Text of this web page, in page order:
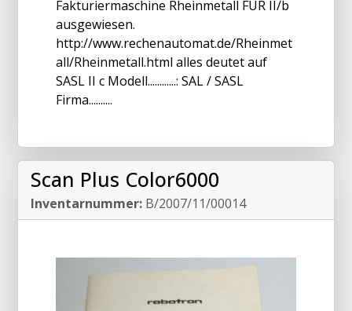
Fakturiermaschine Rheinmetall FUR II/b
ausgewiesen.
http://www.rechenautomat.de/Rheinmet
all/Rheinmetall.html alles deutet auf
SASL II c Modell............: SAL / SASL
Firma..........
Scan Plus Color6000
Inventarnummer: B/2007/11/00014